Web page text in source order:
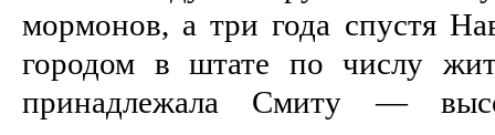
мормонов, а три года спустя
городом в штате по числу
принадлежала Смиту —